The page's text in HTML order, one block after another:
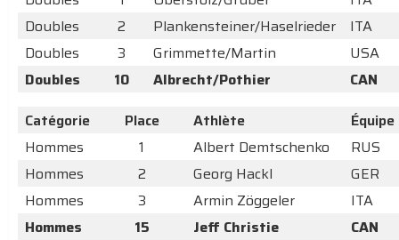
Doubles
2 Plankensteiner/Haselrieder
ITA
Doubles
3 Grimmette/Martin
USA
Doubles
10 Albrecht/Pothier
CAN
Catégorie
Place Athlète
Équipe
Hommes
1 Albert Demtschenko
RUS
Hommes
2 Georg Hackl
GER
Hommes
3 Armin Zöggeler
ITA
Hommes
15 Jeff Christie
CAN